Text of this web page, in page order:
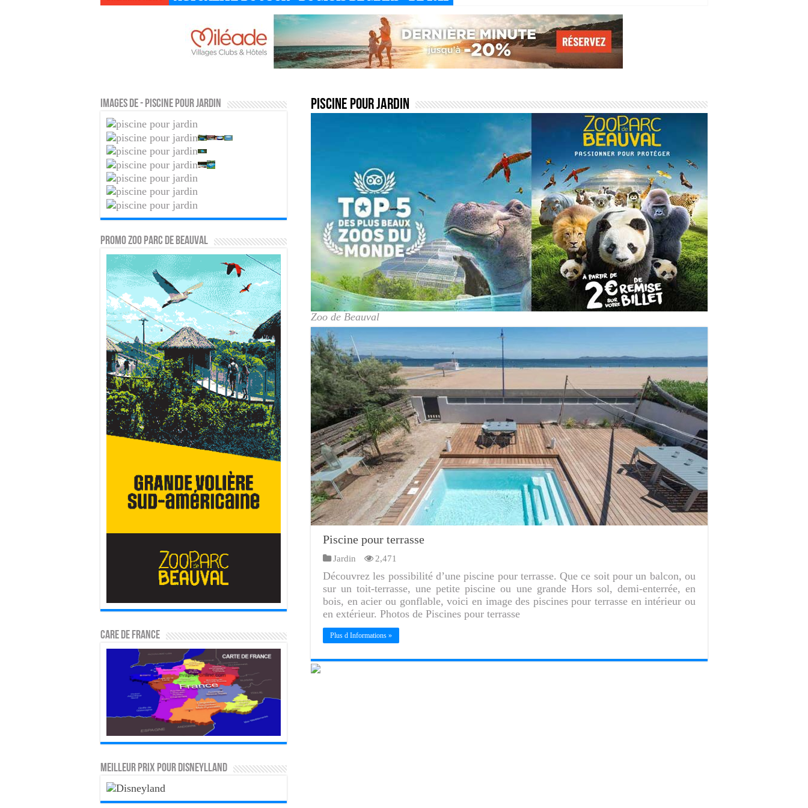
Piscine pour jardin
Zoo de Beauval
Piscine pour terrasse
Jardin 2,471
Découvrez les possibilité d’une piscine pour terrasse. Que ce soit pour un balcon, ou
sur un toit-terrasse, une petite piscine ou une grande Hors sol, demi-enterrée, en
bois, en acier ou gonflable, voici en image des piscines pour terrasse en intérieur ou
en extérieur. Photos de Piscines pour terrasse
Plus d Informations »
Images de - Piscine pour jardin
PROMO ZOO PARC DE BEAUVAL
CARE DE FRANCE
MEILLEUR PRIX POUR DISNEYLLAND